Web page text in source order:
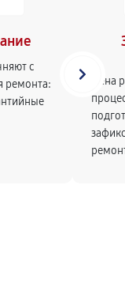
с
ремонта:
Цена